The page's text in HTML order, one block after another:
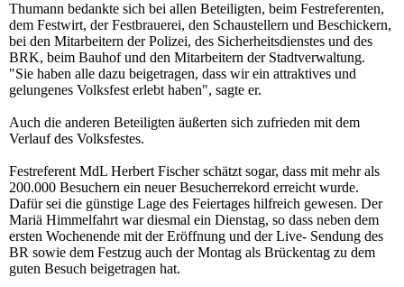
Thumann bedankte sich bei allen Beteiligten, beim Festreferenten,
dem Festwirt, der Festbrauerei, den Schaustellern und Beschickern,
bei den Mitarbeitern der Polizei, des Sicherheitsdienstes und des
BRK, beim Bauhof und den Mitarbeitern der Stadtverwaltung.
"Sie haben alle dazu beigetragen, dass wir ein attraktives und
gelungenes Volksfest erlebt haben", sagte er.
Auch die anderen Beteiligten äußerten sich zufrieden mit dem
Verlauf des Volksfestes.
Festreferent MdL Herbert Fischer schätzt sogar, dass mit mehr als
200.000 Besuchern ein neuer Besucherrekord erreicht wurde.
Dafür sei die günstige Lage des Feiertages hilfreich gewesen. Der
Mariä Himmelfahrt war diesmal ein Dienstag, so dass neben dem
ersten Wochenende mit der Eröffnung und der Live- Sendung des
BR sowie dem Festzug auch der Montag als Brückentag zu dem
guten Besuch beigetragen hat.